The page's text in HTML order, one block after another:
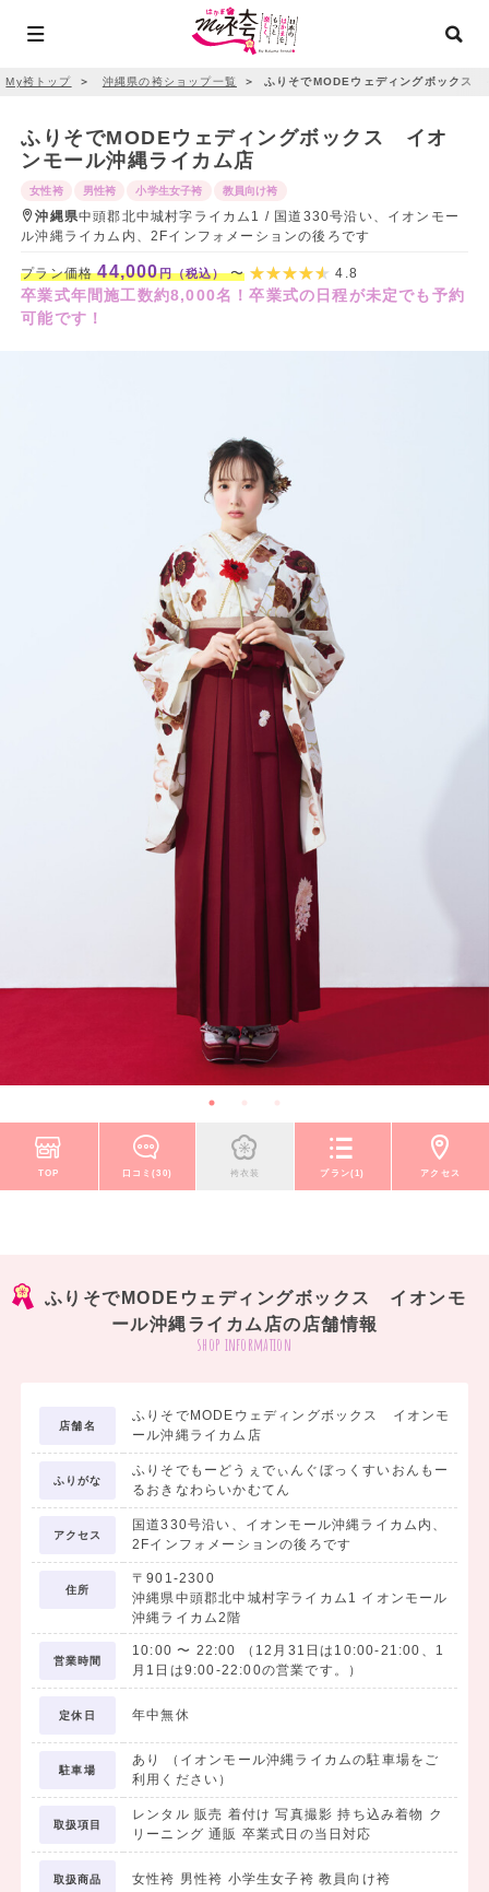
My袴トップ ＞ 沖縄県の袴ショップ一覧 ＞ ふりそでMODEウェディングボックス
ふりそでMODEウェディングボックス イオ
ンモール沖縄ライカム店
女性袴 男性袴 小学生女子袴 教員向け袴
沖縄県中頭郡北中城村字ライカム1 / 国道330号沿い、イオンモー
ル沖縄ライカム内、2Fインフォメーションの後ろです
プラン価格44,000円（税込）〜 4.8
卒業式年間施工数約8,000名！卒業式の日程が未定でも予約
可能です！
TOP 口コミ(30) 袴衣装 プラン(1) アクセス
ふりそでMODEウェディングボックス イオンモ
ール沖縄ライカム店の店舗情報
shop information
店舗名
ふりそでMODEウェディングボックス イオンモ
ール沖縄ライカム店
ふりがな
ふりそでもーどうぇでぃんぐぼっくすいおんもー
るおきなわらいかむてん
アクセス
国道330号沿い、イオンモール沖縄ライカム内、
2Fインフォメーションの後ろです
住所
〒901-2300
沖縄県中頭郡北中城村字ライカム1 イオンモール
沖縄ライカム2階
営業時間
10:00 〜 22:00
（12月31日は10:00-21:00、1
月1日は9:00-22:00の営業です。）
定休日 年中無休
駐車場
あり （イオンモール沖縄ライカムの駐車場をご
利用ください）
取扱項目
レンタル 販売 着付け 写真撮影 持ち込み着物 ク
リーニング 通販 卒業式日の当日対応
取扱商品 女性袴 男性袴 小学生女子袴 教員向け袴